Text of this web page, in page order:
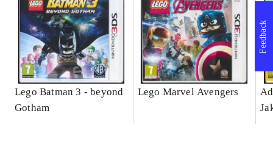
Lego Batman 3 - beyond
Gotham
Lego Marvel Avengers
Feedback